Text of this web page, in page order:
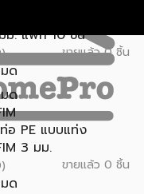
ด
ท่อ PE แบบแท่ง
3 มม.
ขายแล้ว 0 ชิ้น
ด
อ PE NETAFIM 3
ม. แพ็ก 10 ชิ้น
ขายแล้ว 0 ชิ้น
ด